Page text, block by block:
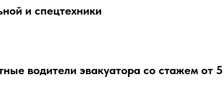
и спецтехники
водители эвакуатора со стажем от 5